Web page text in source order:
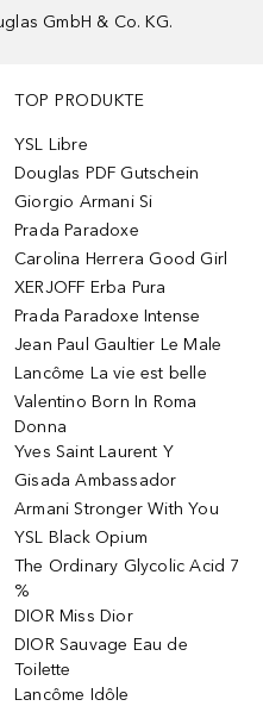
GmbH & Co. KG.
TOP PRODUKTE
YSL Libre
Douglas PDF Gutschein
Giorgio Armani Si
Prada Paradoxe
Carolina Herrera Good Girl
XERJOFF Erba Pura
Prada Paradoxe Intense
Jean Paul Gaultier Le Male
Lancôme La vie est belle
Valentino Born In Roma
Donna
Yves Saint Laurent Y
Gisada Ambassador
Armani Stronger With You
YSL Black Opium
The Ordinary Glycolic Acid 7
%
DIOR Miss Dior
DIOR Sauvage Eau de
Toilette
Lancôme Idôle